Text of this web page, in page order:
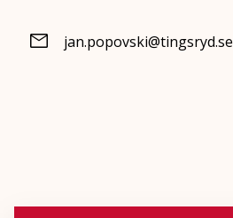
jan.popovski@tingsryd.se